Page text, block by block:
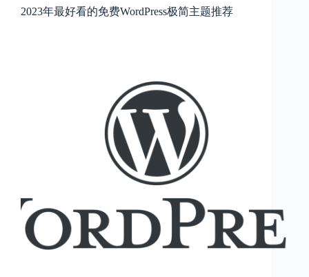
2023年最好看的免费WordPress极简主题推荐